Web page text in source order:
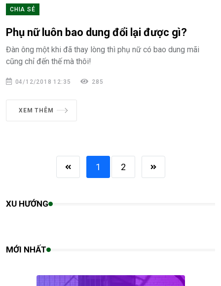
CHIA SẺ
Phụ nữ luôn bao dung đổi lại được gì?
Đàn ông một khi đã thay lòng thì phụ nữ có bao dung mãi
cũng chỉ đến thế mà thôi!
04/12/2018 12:35 285
XEM THÊM
1 2
XU HƯỚNG
MỚI NHẤT